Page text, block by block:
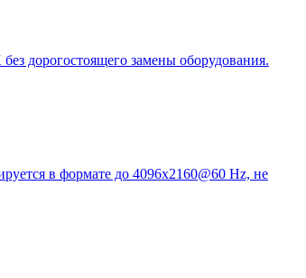
дорогостоящего замены оборудования.
в формате до 4096x2160@60 Hz, не